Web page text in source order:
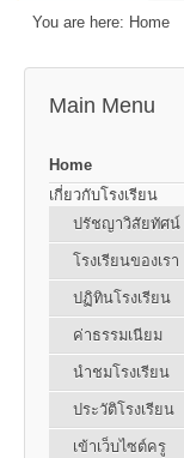
You are here: Home
Main Menu
Home
เกี่ยวกับโรงเรียน
ปรัชญาวิสัยทัศน์
โรงเรียนของเรา
ปฏิทินโรงเรียน
ค่าธรรมเนียม
นำชมโรงเรียน
ประวัติโรงเรียน
เข้าเว็บไซต์ครู